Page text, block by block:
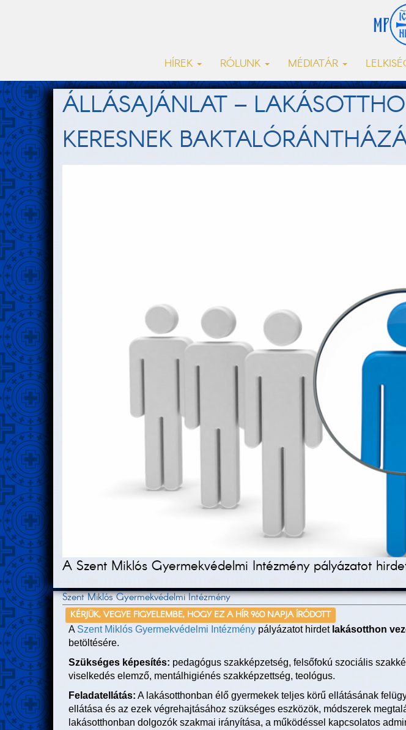
HÍREK RÓLUNK MÉDIATÁR
ÁLLÁSAJÁNLAT –
KERESNEK
A Szent Miklós Gyermekvédelmi Intézmény pályázatot
Szent Miklós Gyermekvédelmi Intézmény
KÉRJÜK, VEGYE FIGYELEMBE, HOGY EZ A HÍR 960 NAPJA ÍRÓDOTT
A Szent Miklós Gyermekvédelmi Intézmény pályázatot hirdet lakásotthon
betöltésére.
Szükséges képesítés: pedagógus szakképzetség, felsőfokú szociális
viselkedés elemző, mentálhigiénés szakképzettség, teológus.
Feladatellátás: A lakásotthonban élő gyermekek teljes körű ellátásának
ellátása és az ezek végrehajtásához szükséges eszközök, módszerek
lakásotthonban dolgozók szakmai irányítása, a működéssel kapcsolatos